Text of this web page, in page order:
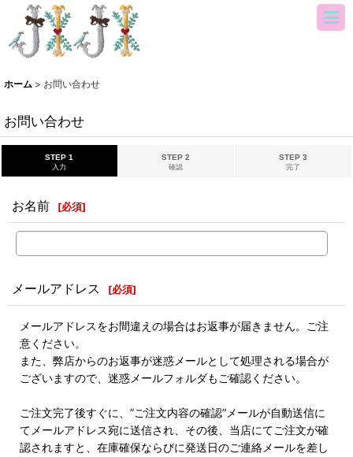
ホーム > お問い合わせ
お問い合わせ
STEP 1
入力
STEP 2
確認
STEP 3
完了
お名前 [必須]
メールアドレス [必須]
メールアドレスをお間違えの場合はお返事が届きません。ご注
意ください。
また、弊店からのお返事が迷惑メールとして処理される場合が
ございますので、迷惑メールフォルダもご確認ください。
ご注文完了後すぐに、”ご注文内容の確認”メールが自動送信に
てメールアドレス宛に送信され、その後、当店にてご注文が確
認されますと、在庫確保ならびに発送日のご連絡メールを差し